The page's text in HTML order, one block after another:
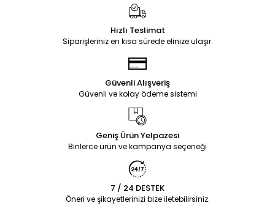
Hızlı Teslimat
Siparişleriniz en kısa sürede elinize ulaşır.
Güvenli Alışveriş
Güvenli ve kolay ödeme sistemi
Geniş Ürün Yelpazesi
Binlerce ürün ve kampanya seçeneği
7 / 24 DESTEK
Öneri ve şikayetlerinizi bize iletebilirsiniz.